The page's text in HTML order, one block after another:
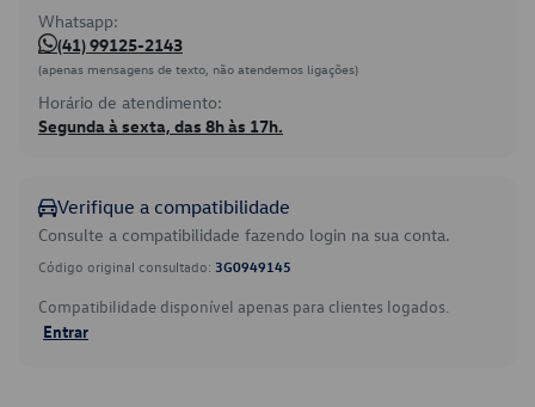
Whatsapp:
(41) 99125-2143
(apenas mensagens de texto, não atendemos ligações)
Horário de atendimento:
Segunda à sexta, das 8h às 17h.
Verifique a compatibilidade
Consulte a compatibilidade fazendo login na sua conta.
Código original consultado: 3G0949145
Compatibilidade disponível apenas para clientes logados.
Entrar